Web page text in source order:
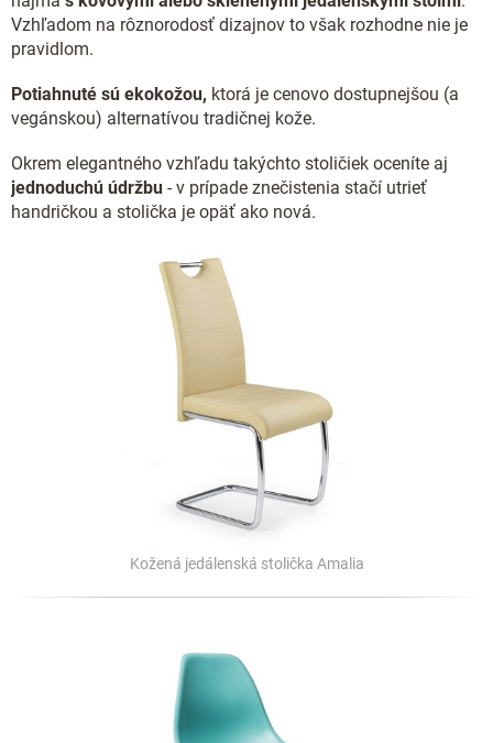
Vzhľadom na rôznorodosť dizajnov to však rozhodne nie je
pravidlom.
Potiahnuté sú ekokožou, ktorá je cenovo dostupnejšou (a
vegánskou) alternatívou tradičnej kože.
Okrem elegantného vzhľadu takýchto stoličiek oceníte aj
jednoduchú údržbu - v prípade znečistenia stačí utrieť
handričkou a stolička je opäť ako nová.
Kožená jedálenská stolička Amalia